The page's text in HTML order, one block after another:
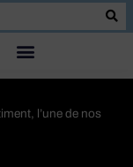
l’une de nos